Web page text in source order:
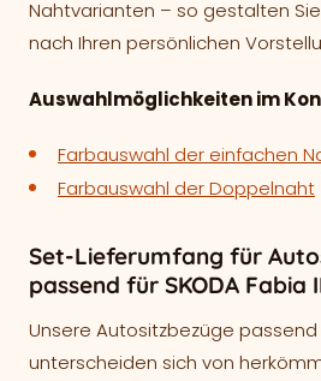
Nahtvarianten – so gestalten
nach Ihren persönlichen
Auswahlmöglichkeiten im
Farbauswahl der einfachen
Farbauswahl der Doppelnaht
Set-Lieferumfang für
passend für SKODA Fabia
Unsere Autositzbezüge passend
unterscheiden sich von